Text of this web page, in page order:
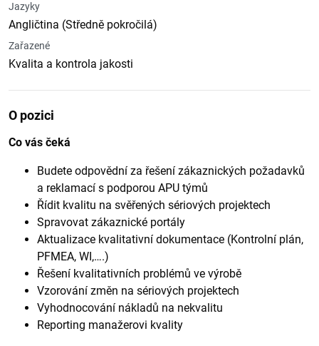
Jazyky
Angličtina (Středně pokročilá)
Zařazené
Kvalita a kontrola jakosti
O pozici
Co vás čeká
Budete odpovědní za řešení zákaznických požadavků
a reklamací s podporou APU týmů
Řídit kvalitu na svěřených sériových projektech
Spravovat zákaznické portály
Aktualizace kvalitativní dokumentace (Kontrolní plán,
PFMEA, WI,….)
Řešení kvalitativních problémů ve výrobě
Vzorování změn na sériových projektech
Vyhodnocování nákladů na nekvalitu
Reporting manažerovi kvality